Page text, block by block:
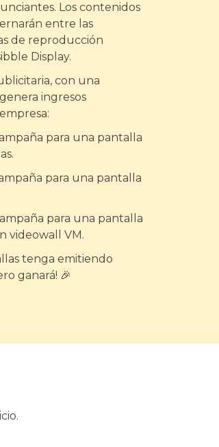
Los contenidos
entre las
de reproducción
Display.
con una
ingresos
para una pantalla
para una pantalla
para una pantalla
videowall VM.
tenga emitiendo
ganará! 🎉